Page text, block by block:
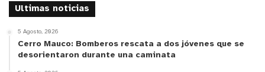
Ultimas noticias
5 Agosto, 2026
Cerro Mauco: Bomberos rescata a dos jóvenes que se
desorientaron durante una caminata